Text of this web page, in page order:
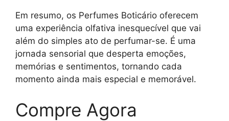
Em resumo, os Perfumes Boticário oferecem
uma experiência olfativa inesquecível que vai
além do simples ato de perfumar-se. É uma
jornada sensorial que desperta emoções,
memórias e sentimentos, tornando cada
momento ainda mais especial e memorável.
Compre Agora